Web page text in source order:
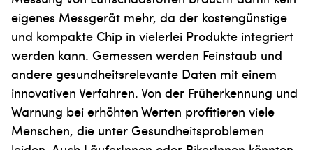
eigenes Messgerät mehr, da der kostengünstige
und kompakte Chip in vielerlei Produkte integriert
werden kann. Gemessen werden Feinstaub und
andere gesundheitsrelevante Daten mit einem
innovativen Verfahren. Von der Früherkennung und
Warnung bei erhöhten Werten profitieren viele
Menschen, die unter Gesundheitsproblemen